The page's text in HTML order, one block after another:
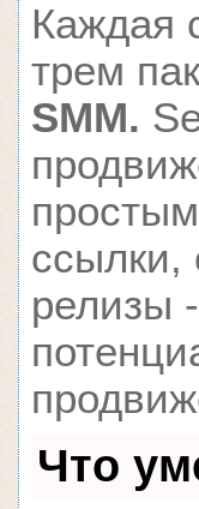
Каждая
трем
SMM.
ссылки,
релизы
Что